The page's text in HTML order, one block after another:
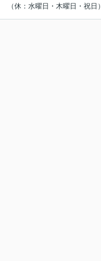
（休：水曜日・木曜日・祝日）